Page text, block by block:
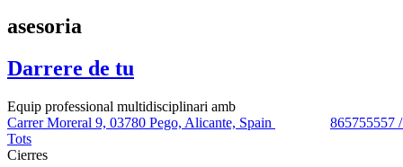
asesoria
Darrere de tu
Equip professional multidisciplinari amb
Carrer Moreral 9, 03780 Pego, Alicante, Spain
865755557
Tots
Cierres